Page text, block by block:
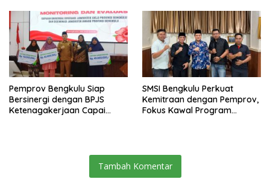
Masih Jadi Sorotan
Pemprov Bengkulu Siap
Bersinergi dengan BPJS
Ketenagakerjaan Capai
SMSI Bengkulu Perkuat
Kemitraan dengan Pemprov,
Fokus Kawal Program
Tambah Komentar